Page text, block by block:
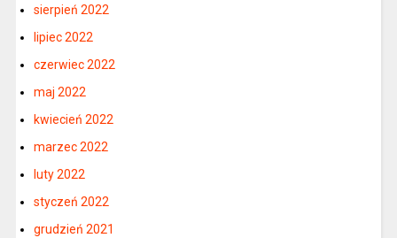
sierpień 2022
lipiec 2022
czerwiec 2022
maj 2022
kwiecień 2022
marzec 2022
luty 2022
styczeń 2022
grudzień 2021